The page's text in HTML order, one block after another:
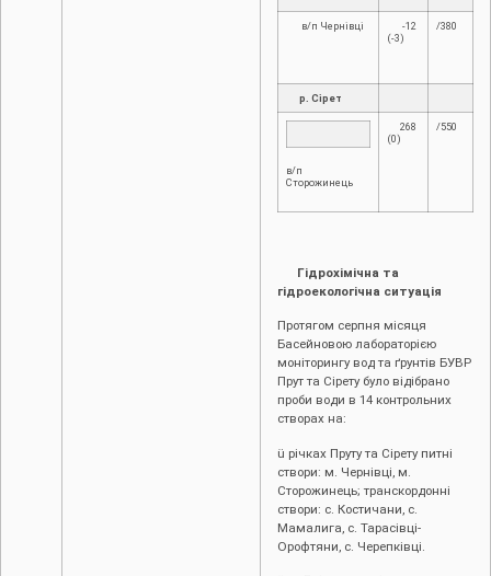
в/п Чернівці
-12
(-3)
/380
р. Сірет
в/п
Сторожинець
268
(0)
/550
Гідрохімічна та
гідроекологічна ситуація
Протягом серпня місяця
Басейновою лабораторією
моніторингу вод та ґрунтів БУВР
Прут та Сірету було відібрано
проби води в 14 контрольних
створах на:
ü річках Пруту та Сірету питні
створи: м. Чернівці, м.
Сторожинець; транскордонні
створи: с. Костичани, с.
Мамалига, с. Тарасівці-
Орофтяни, с. Черепківці.